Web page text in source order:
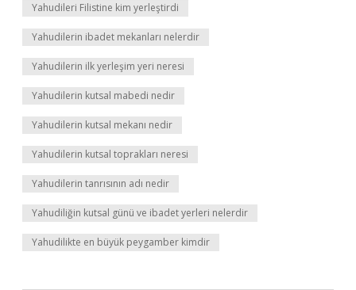
Yahudileri Filistine kim yerleştirdi
Yahudilerin ibadet mekanları nelerdir
Yahudilerin ilk yerleşim yeri neresi
Yahudilerin kutsal mabedi nedir
Yahudilerin kutsal mekanı nedir
Yahudilerin kutsal toprakları neresi
Yahudilerin tanrısının adı nedir
Yahudiliğin kutsal günü ve ibadet yerleri nelerdir
Yahudilikte en büyük peygamber kimdir